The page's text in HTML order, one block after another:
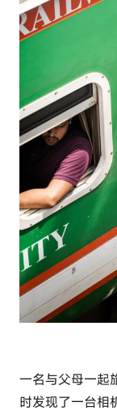
一名与父母一起
时发现了一台